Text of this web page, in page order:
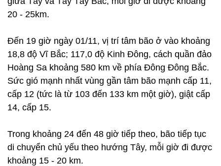
20 - 25km.
Đến 19 giờ ngày 01/11, vị trí tâm bão ở vào khoảng
18,8 độ Vĩ Bắc; 117,0 độ Kinh Đông, cách quần đảo
Hoàng Sa khoảng 580 km về phía Đông Đông Bắc.
Sức gió mạnh nhất vùng gần tâm bão mạnh cấp 11,
cấp 12 (tức là từ 103 đến 133 km một giờ), giật cấp
14, cấp 15.
Trong khoảng 24 đến 48 giờ tiếp theo, bão tiếp tục
di chuyển chủ yếu theo hướng Tây, mỗi giờ đi được
khoảng 15 - 20 km.